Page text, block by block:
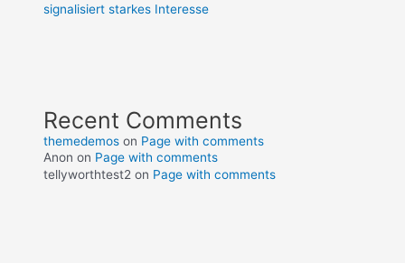
signalisiert starkes Interesse
Recent Comments
themedemos on Page with comments
Anon on Page with comments
tellyworthtest2 on Page with comments